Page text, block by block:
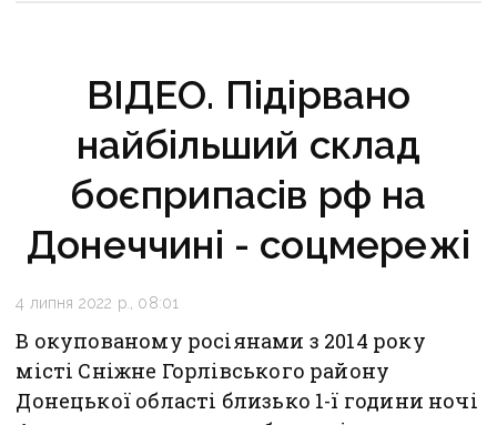
ВІДЕО. Підірвано
найбільший склад
боєприпасів рф на
Донеччині - соцмережі
4 липня 2022 р., 08:01
В окупованому росіянами з 2014 року
місті Сніжне Горлівського району
Донецької області близько 1-ї години ночі